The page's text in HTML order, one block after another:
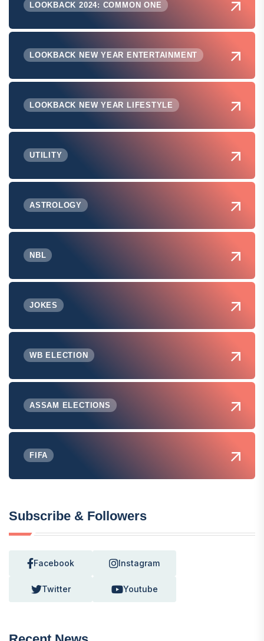
LOOKBACK 2024: COMMON ONE
LOOKBACK NEW YEAR ENTERTAINMENT
LOOKBACK NEW YEAR LIFESTYLE
UTILITY
ASTROLOGY
NBL
JOKES
WB ELECTION
ASSAM ELECTIONS
FIFA
Subscribe & Followers
Facebook Instagram
Twitter Youtube